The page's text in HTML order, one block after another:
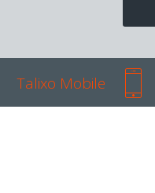
Talixo Mobile